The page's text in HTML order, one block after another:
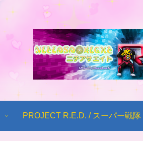
PROJECT R.E.D. / スーパー戦隊